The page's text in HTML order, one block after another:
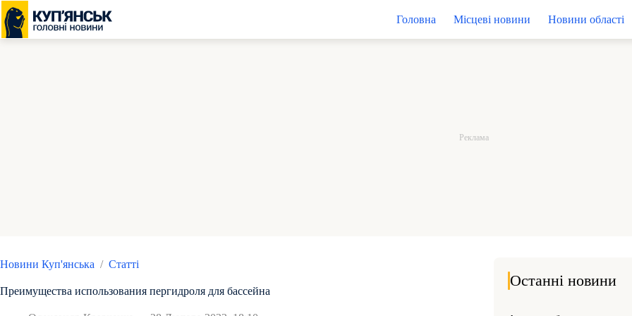
Перейти
до
вмісту
Головна Місцеві новини Новини області
Новини Куп'янська / Статті
Преимущества использования пергидроля для бассейна
Останні новини